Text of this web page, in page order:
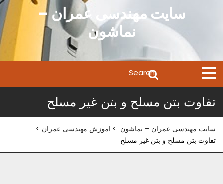
سایت مهندسی عمران –
نماشون
Open
Menu
for:
تفاوت بتن مسلح و بتن غیر مسلح
سایت مهندسی عمران – نماشون > اموزش مهندسی عمران >
تفاوت بتن مسلح و بتن غیر مسلح